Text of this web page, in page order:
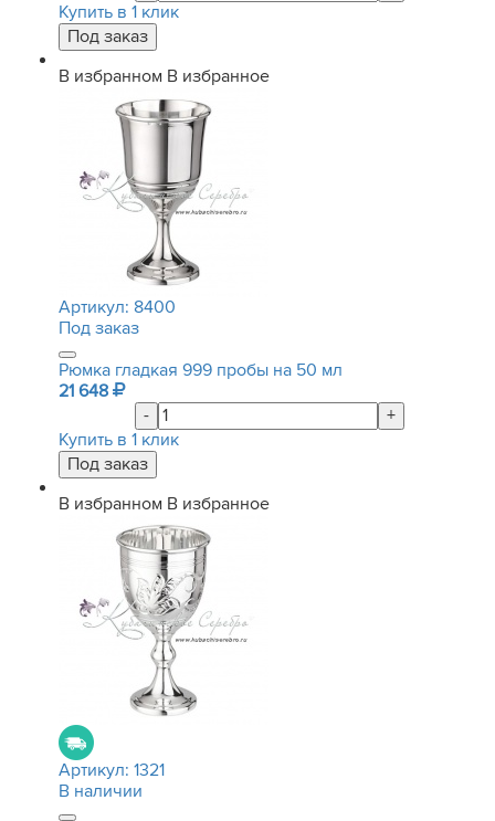
Купить в 1 клик
В избранном В избранное
Артикул: 8400
Под заказ
Рюмка гладкая 999 пробы на 50 мл
21 648
-
+
Купить в 1 клик
В избранном В избранное
Артикул: 1321
В наличии